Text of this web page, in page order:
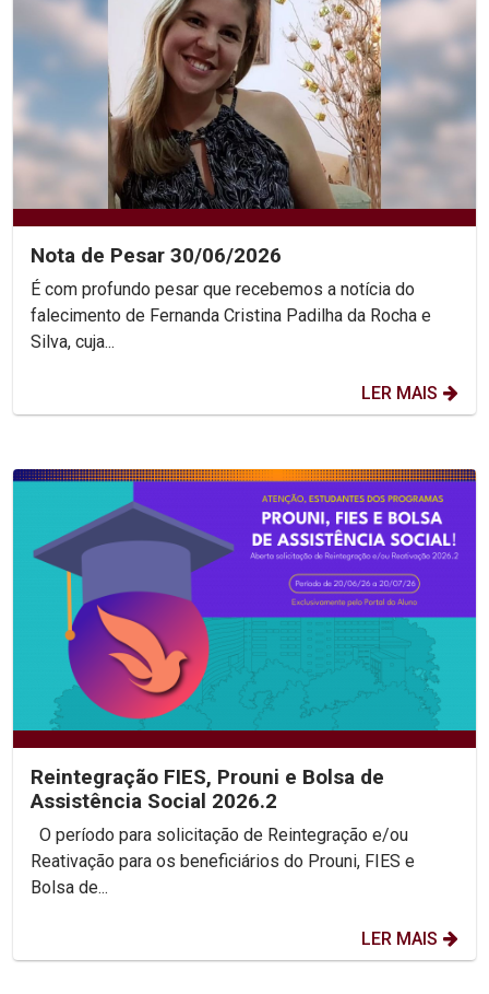
Nota de Pesar 30/06/2026
É com profundo pesar que recebemos a notícia do
falecimento de Fernanda Cristina Padilha da Rocha e
Silva, cuja...
LER MAIS
Reintegração FIES, Prouni e Bolsa de
Assistência Social 2026.2
Reativação para os beneficiários do Prouni, FIES e
Bolsa de...
LER MAIS